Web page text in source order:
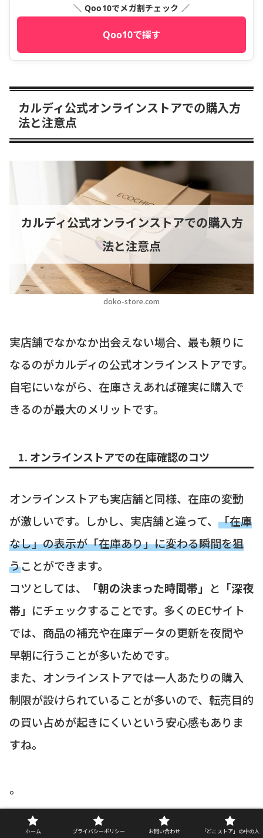
＼ Qoo10でメガ割チェック ／
Qoo10で探す
カルディ公式オンラインストアでの購入方
法と注意点
doko-store.com
カルディ公式オンラインストアでの購入方
法と注意点
実店舗でなかなか出会えない場合、最も頼りに
なるのがカルディの公式オンラインストアです。
自宅にいながら、在庫さえあれば確実に購入で
きるのが最大のメリットです。
1. オンラインストアでの在庫確認のコツ
オンラインストアも実店舗と同様、在庫の変動
が激しいです。しかし、実店舗と違って、 「在庫
なし」の表示が「在庫あり」に変わる瞬間を狙
うことができます。
コツとしては、
「朝の決まった時間帯」 と 「深夜
帯」 にチェックすることです。多くのECサイト
では、商品の補充や在庫データの更新を夜間や
早朝に行うことが多いためです。
また、オンラインストアでは一人あたりの購入
制限が設けられていることが多いので、転売目的
の買い占めが起きにくいという安心感もありま
すね。
。
ホーム プライバシーポリシー お問い合わせ 「どこストア」の中の人